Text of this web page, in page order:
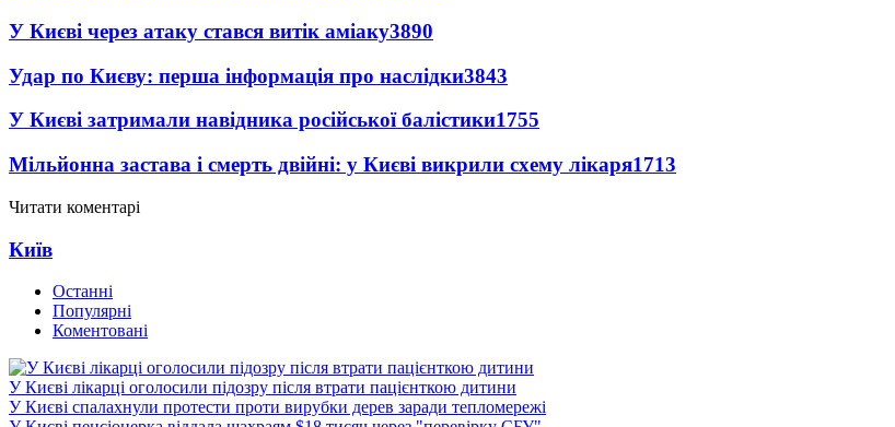
У Києві через атаку стався витік аміаку3890
Удар по Києву: перша інформація про наслідки3843
У Києві затримали навідника російської балістики1755
Мільйонна застава і смерть двійні: у Києві викрили схему лікаря1713
Читати коментарі
Київ
Останні
Популярні
Коментовані
У Києві лікарці оголосили підозру після втрати пацієнткою дитини
У Києві спалахнули протести проти вирубки дерев заради тепломережі